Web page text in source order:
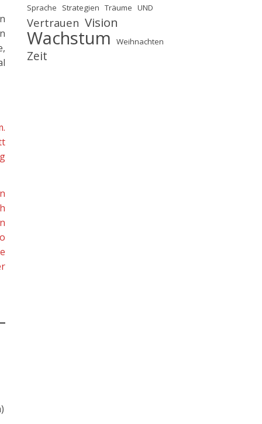
Sprache
Strategien Träume UND
Vertrauen Vision
Wachstum Weihnachten
Zeit